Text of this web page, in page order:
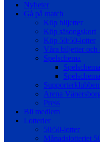
Nyheter
Gå på match
Köp biljetter
Köp säsongskort
Köp 50/50-lotter
Våra biljetter och
Spelschema
Arena
Press
Bli medlem
Lotterier
50/50-lotter
Månadslotteriet